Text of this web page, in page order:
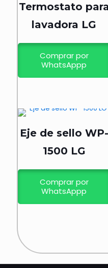
Termostato
lavadora LG
Comprar por
WhatsAppp
Eje de sello WP-
1500 LG
Comprar por
WhatsAppp